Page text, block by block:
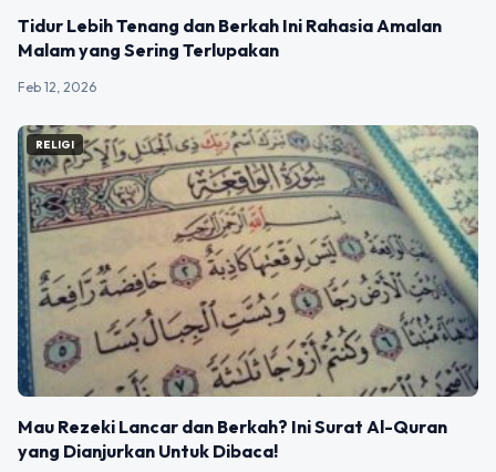
Tidur Lebih Tenang dan Berkah Ini Rahasia Amalan
Malam yang Sering Terlupakan
Feb 12, 2026
RELIGI
Mau Rezeki Lancar dan Berkah? Ini Surat Al-Quran
yang Dianjurkan Untuk Dibaca!